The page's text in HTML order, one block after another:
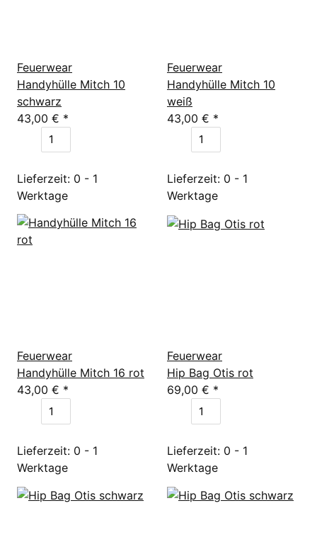
Feuerwear
Handyhülle Mitch 10
schwarz
43,00 € *
Lieferzeit: 0 - 1
Werktage
Feuerwear
Handyhülle Mitch 10
weiß
43,00 € *
Lieferzeit: 0 - 1
Werktage
Feuerwear
Handyhülle Mitch 16 rot
43,00 € *
Lieferzeit: 0 - 1
Werktage
Feuerwear
Hip Bag Otis rot
69,00 € *
Lieferzeit: 0 - 1
Werktage